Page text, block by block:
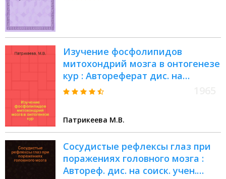
Изучение фосфолипидов
митохондрий мозга в онтогенезе
кур : Автореферат дис. на
соискание ученой степени
Патрикеева М.В.
Сосудистые рефлексы глаз при
поражениях головного мозга :
Автореф. дис. на соиск. учен.